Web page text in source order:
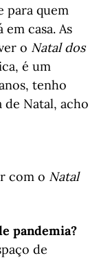
para quem
casa. As
o Natal dos
é um
tenho
Natal, acho
com o Natal
pandemia?
de